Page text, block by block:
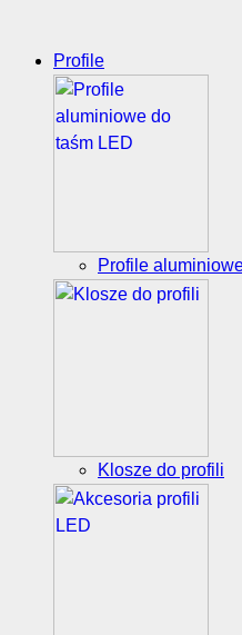
Profile
Profile
Klosze do profili